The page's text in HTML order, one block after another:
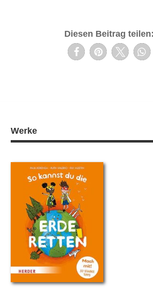
Diesen Beitrag teilen:
Werke